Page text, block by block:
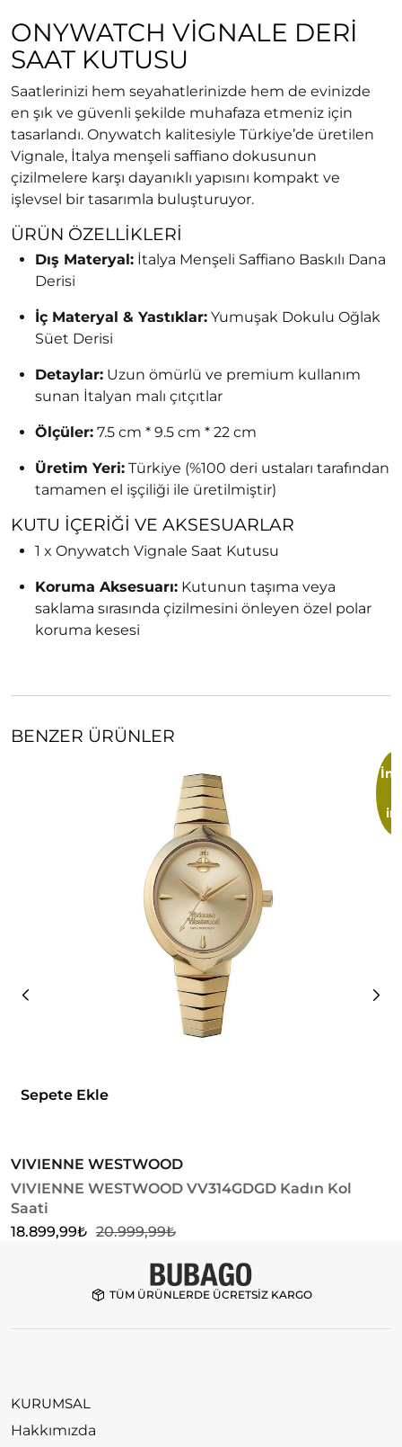
ONYWATCH VIGNALE DERI
SAAT KUTUSU
Saatlerinizi hem seyahatlerinizde hem de evinizde
en şık ve güvenli şekilde muhafaza etmeniz için
tasarlandı. Onywatch kalitesiyle Türkiye’de üretilen
Vignale, İtalya menşeli saffiano dokusunun
çizilmelere karşı dayanıklı yapısını kompakt ve
işlevsel bir tasarımla buluşturuyor.
ÜRÜN ÖZELLIKLERI
Dış Materyal: İtalya Menşeli Saffiano Baskılı Dana
Derisi
İç Materyal & Yastıklar: Yumuşak Dokulu Oğlak
Süet Derisi
Detaylar: Uzun ömürlü ve premium kullanım
sunan İtalyan malı çıtçıtlar
Ölçüler: 7.5 cm * 9.5 cm * 22 cm
Üretim Yeri: Türkiye (%100 deri ustaları tarafından
tamamen el işçiliği ile üretilmiştir)
KUTU İÇERIĞI VE AKSESUARLAR
1 x Onywatch Vignale Saat Kutusu
Koruma Aksesuarı: Kutunun taşıma veya
saklama sırasında çizilmesini önleyen özel polar
koruma kesesi
BENZER ÜRÜNLER
Sepete Ekle
VIVIENNE WESTWOOD
VIVIENNE WESTWOOD VV314GDGD Kadın Kol
Saati
20.999,99₺
18.899,99₺
TÜM ÜRÜNLERDE ÜCRETSİZ KARGO
KURUMSAL
Hakkımızda